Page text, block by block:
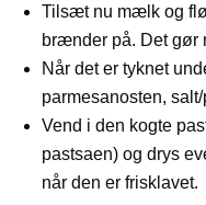
Tilsæt nu mælk og
brænder på. Det gør
Når det er tyknet
parmesanosten, salt/
Vend i den kogte
pastsaen) og drys
når den er frisklavet.